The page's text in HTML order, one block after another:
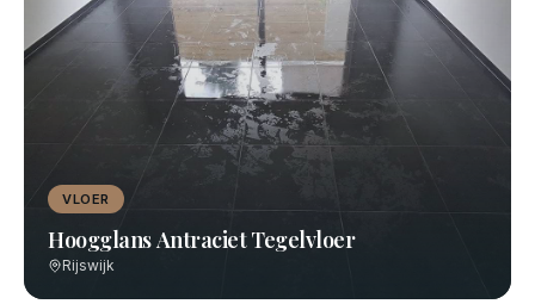
VLOER
Hoogglans Antraciet Tegelvloer
Rijswijk